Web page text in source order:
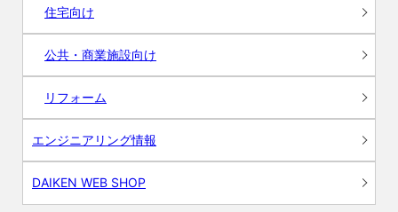
住宅向け
公共・商業施設向け
リフォーム
エンジニアリング情報
DAIKEN WEB SHOP